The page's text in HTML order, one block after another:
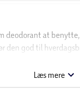
deodorant at
den god til
dig selv eller en du
Læs mere